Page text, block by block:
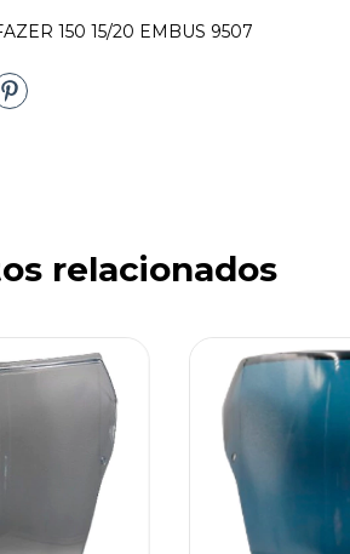
150 15/20 EMBUS 9507
relacionados